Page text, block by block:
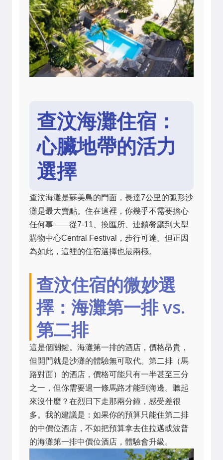
查汶海灘住宿：
心臟地帶的活力
選擇
查汶海灘是蘇美島的門面，長達7公里的弧形沙
灘是最大賣點。住在這裡，你幾乎不需要擔心
任何事——從7-11、換匯所、連鎖餐廳到大型
購物中心Central Festival，步行可達。但正因
為如此，這裡的住宿選擇也最兩極。
查汶住宿的微妙選
擇：海灘第一排 vs.
第二排
這是個關鍵。海灘第一排的酒店，價格昂貴，
但開門就是沙灘的體驗無可取代。第二排（馬
路對面）的酒店，價格可能只有一半甚至三分
之一，但你需要過一條馬路才能到海邊。聽起
來沒什麼？在烈日下走那兩分鐘，感受差很
多。我的建議是：如果你的預算只能住第二排
的中價位酒店，不如把預算拿去住拉邁或波普
的海灘第一排中價位酒店，體驗會升級。